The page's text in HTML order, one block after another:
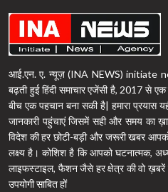
आई.एन. ए. न्यूज़ (INA NEWS) initiate
बढ़ती हुई हिंदी समाचार एजेंसी है, 2017
बीच एक पहचान बना सकी है| हमारा
जानकारी पहुंचाएं जिसमें सही और समय का
विदेश की हर छोटी-बड़ी और जरूरी खबर
लक्ष्य है। कोशिश है कि आपको घटनात्मक,
लाइफस्टाइल, फैशन जैसे हर क्षेत्र की वो
उपयोगी साबित हों